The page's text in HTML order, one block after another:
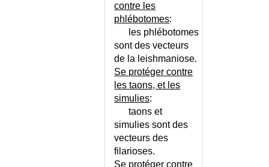
contre les
phlébotomes:
les phlébotomes
sont des vecteurs
de la leishmaniose.
Se protéger contre
les taons, et les
simulies:
taons et
simulies sont des
vecteurs des
filarioses.
Se protéger contre